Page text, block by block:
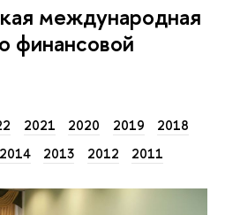
международная
финансовой
2021 2020 2019
2018
2014 2013 2012 2011